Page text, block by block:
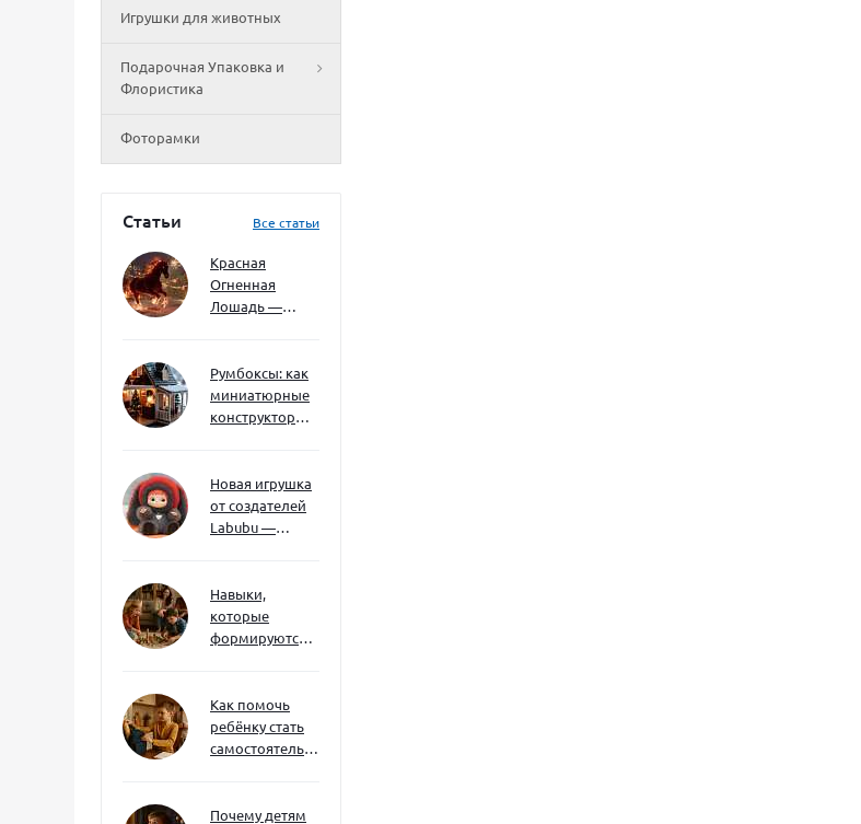
Игрушки для животных
Подарочная Упаковка и
Флористика
Фоторамки
Статьи Все статьи
Красная
Огненная
Лошадь —
ждать и как
подготовиться
Румбоксы: как
миниатюрные
конструкторы
мышление и
внимание к
деталям
Новая игрушка
от создателей
Labubu —
Навыки,
которые
формируются
ребёнка
успешным
Как помочь
ребёнку стать
самостоятельным
Почему детям